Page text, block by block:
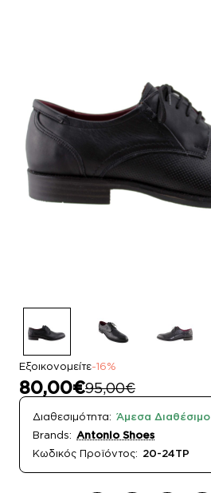
Εξοικονομείτε-16%
80,00€95,00€
Διαθεσιμότητα: Άμεσα Διαθέσιμο
Brands: Antonio Shoes
Κωδικός Προϊόντος: 20-24TP